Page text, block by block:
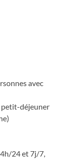
avec
petit-déjeuner
24 et 7j/7,